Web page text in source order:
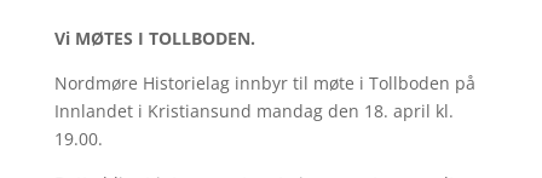
Vi MØTES I TOLLBODEN.
Nordmøre Historielag innbyr til møte i Tollboden på
Innlandet i Kristiansund mandag den 18. april kl.
19.00.